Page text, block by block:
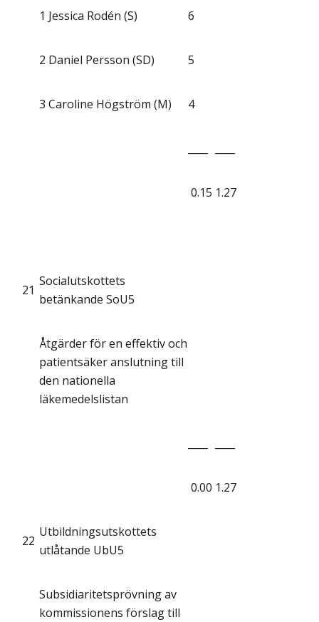
1 Jessica Rodén (S) 6
2 Daniel Persson (SD) 5
3 Caroline Högström (M) 4
0.15 1.27
21
Socialutskottets
betänkande SoU5
Åtgärder för en effektiv och
patientsäker anslutning till
den nationella
läkemedelslistan
0.00 1.27
22
Utbildningsutskottets
utlåtande UbU5
Subsidiaritetsprövning av
kommissionens förslag till